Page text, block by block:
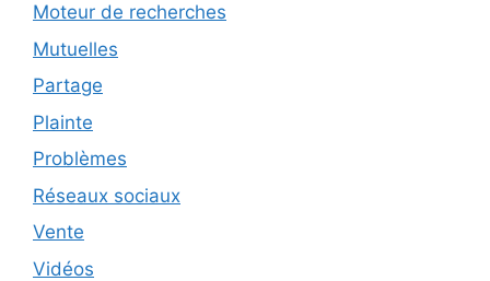
Moteur de recherches
Mutuelles
Partage
Plainte
Problèmes
Réseaux sociaux
Vente
Vidéos